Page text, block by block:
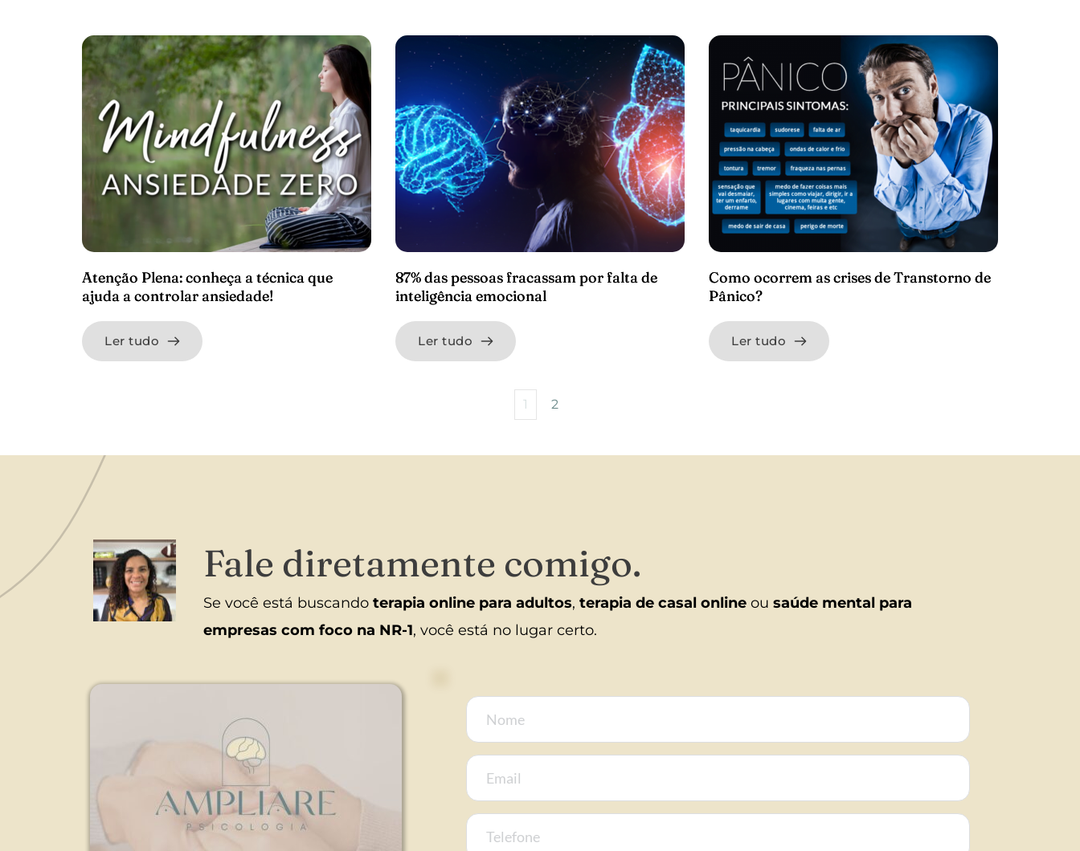
Atenção Plena: conheça a técnica que
ajuda a controlar ansiedade!
Ler tudo
87% das pessoas fracassam por falta de
inteligência emocional
Ler tudo
Como ocorrem as crises de Transtorno de
Pânico?
Ler tudo
1 2
Fale diretamente comigo.
Se você está buscando terapia online para adultos, terapia de casal online ou saúde mental para
empresas com foco na NR-1, você está no lugar certo.